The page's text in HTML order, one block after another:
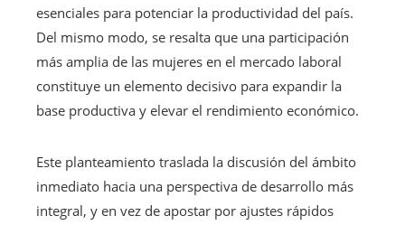
esenciales para potenciar la productividad del país.
Del mismo modo, se resalta que una participación
más amplia de las mujeres en el mercado laboral
constituye un elemento decisivo para expandir la
base productiva y elevar el rendimiento económico.
Este planteamiento traslada la discusión del ámbito
inmediato hacia una perspectiva de desarrollo más
integral, y en vez de apostar por ajustes rápidos